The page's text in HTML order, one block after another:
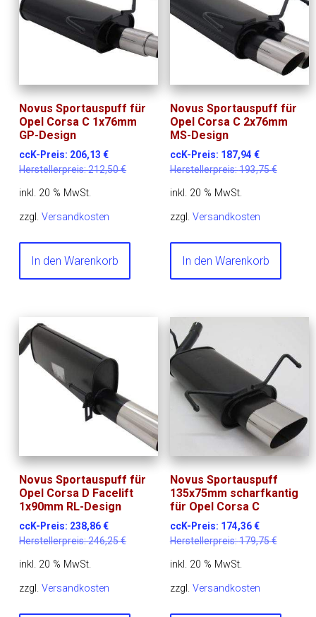
Novus Sportauspuff für
Opel Corsa C 1x76mm
GP-Design
ccK-Preis: 206,13€
Herstellerpreis:212,50€
inkl. 20 % MwSt.
zzgl.Versandkosten
In den Warenkorb
Novus Sportauspuff für
Opel Corsa C 2x76mm
MS-Design
ccK-Preis: 187,94 €
Herstellerpreis:193,75€
inkl. 20 % MwSt.
zzgl. Versandkosten
In den Warenkorb
Novus Sportauspuff für
Opel Corsa D Facelift
1x90mm RL-Design
ccK-Preis: 238,86€
Herstellerpreis:246,25€
inkl. 20 % MwSt.
zzgl.Versandkosten
Novus Sportauspuff
135x75mm scharfkantig
für Opel Corsa C
ccK-Preis: 174,36€
Herstellerpreis:179,75€
inkl. 20 % MwSt.
zzgl. Versandkosten